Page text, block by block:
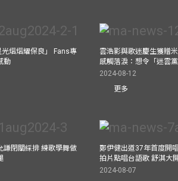
熠熠耀保良」 Fans專
動
雲浩影與歌迷慶生獲贈
感觸落淚：想令「迷雲
2024-08-12
更多
謙閉關綵排 練歌學舞做
鄭伊健出道37年首度開
拍片點唱台語歌 舒淇大
2024-08-07